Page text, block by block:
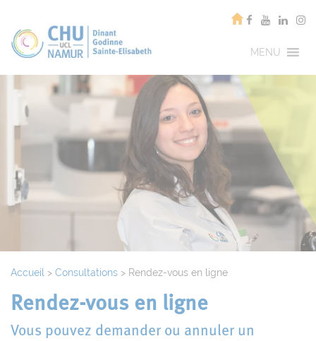
MENU
Accueil > Consultations > Rendez-vous en ligne
Rendez-vous en ligne
Vous pouvez demander ou annuler un